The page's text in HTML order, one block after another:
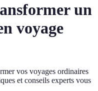
un
voyage
vos voyages ordinaires
et conseils experts vous